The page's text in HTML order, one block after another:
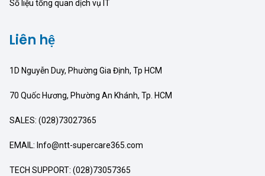
Số liệu tổng quan dịch vụ IT
Liên hệ
1D Nguyễn Duy, Phường Gia Định, Tp HCM
70 Quốc Hương, Phường An Khánh, Tp. HCM
SALES: (028)73027365
EMAIL: Info@ntt-supercare365.com
TECH SUPPORT: (028)73057365